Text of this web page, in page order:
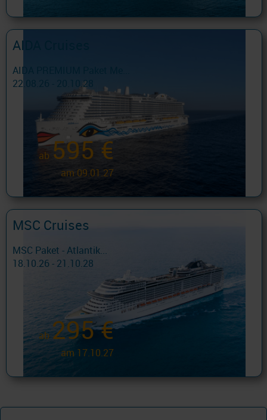
AIDA Cruises
AIDA PREMIUM Paket Me...
22.08.26 - 20.10.28
ab 595 €
am 09.01.27
MSC Cruises
MSC Paket - Atlantik...
18.10.26 - 21.10.28
ab295 €
am 17.10.27